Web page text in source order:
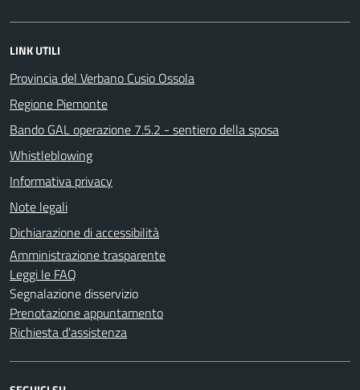
LINK UTILI
Provincia del Verbano Cusio Ossola
Regione Piemonte
Bando GAL operazione 7.5.2 - sentiero della sposa
Whistleblowing
Informativa privacy
Note legali
Dichiarazione di accessibilità
Amministrazione trasparente
Leggi le FAQ
Segnalazione disservizio
Prenotazione appuntamento
Richiesta d'assistenza